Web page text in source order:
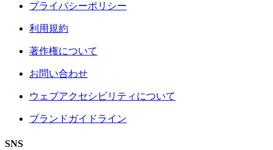
プライバシーポリシー
利用規約
著作権について
お問い合わせ
ウェブアクセシビリティについて
ブランドガイドライン
SNS